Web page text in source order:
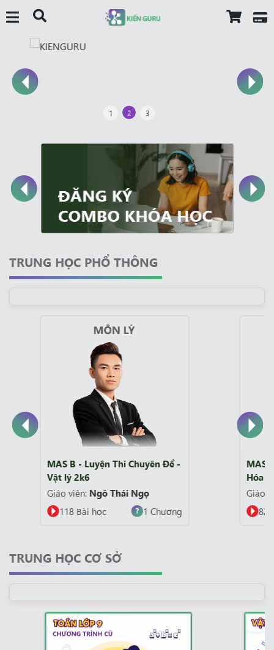
1 2 3
TRUNG HỌC PHỔ THÔNG
MAS B - Luyện Thi Chuyên Đề -
Hóa Học 2k6
Giáo viên:Văn Bình
82 Bài học
7 Chương
TRUNG HỌC CƠ SỞ